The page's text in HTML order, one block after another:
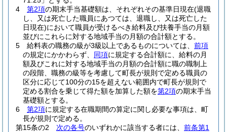
4
第2項の期末手当基礎額は、それぞれその基準日現在(退職
し、又は死亡した職員にあつては、退職し、又は死亡した
日現在)において職員が受けるべき給料及び扶養手当の月額
並びにこれらに対する地域手当の月額の合計額とする。
5
給料表の職務の級が3級以上であるものについては、 前項
の規定にかかわらず、 同項に規定する合計額に、給料の月
額及びこれに対する地域手当の月額の合計額に職の職制上
の段階、職務の級等を考慮して町長が規則で定める職員の
区分に応じて100分の15を超えない範囲内で町長が規則で
定める割合を乗じて得た額を加算した額を第2項の期末手当
基礎額とする。
6
第2項に規定する在職期間の算定に関し必要な事項は、町
長が規則で定める。
第15条の2
次の各号のいずれかに該当する者には、 前条第1